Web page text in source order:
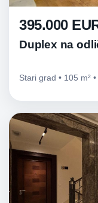
395.000
Duplex na
Stari grad • 105 m²